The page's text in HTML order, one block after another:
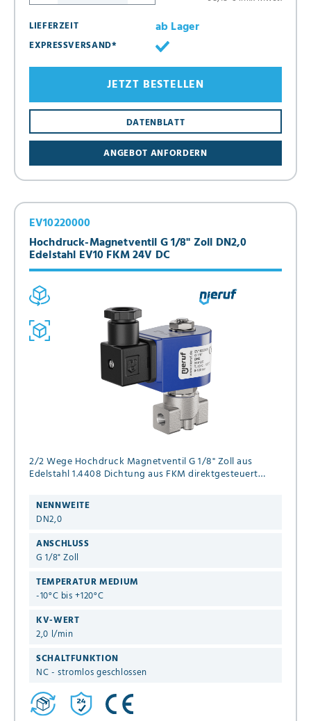
LIEFERZEIT
ab Lager
EXPRESSVERSAND*
ANGEBOT ANFORDERN
DATENBLATT
JETZT BESTELLEN
Hochdruck-Magnetventil G 1/8" Zoll DN2,0
Edelstahl EV10 FKM 24V DC
EV10220000
2/2 Wege Hochdruck Magnetventil G 1/8" Zoll aus
Edelstahl 1.4408 Dichtung aus FKM direktgesteuert
NENNWEITE
DN2,0
ANSCHLUSS
G 1/8" Zoll
TEMPERATUR MEDIUM
-10°C bis +120°C
KV-WERT
2,0 l/min
SCHALTFUNKTION
NC - stromlos geschlossen